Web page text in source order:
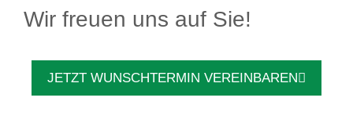
Wir freuen uns auf Sie!
JETZT WUNSCHTERMIN VEREINBAREN